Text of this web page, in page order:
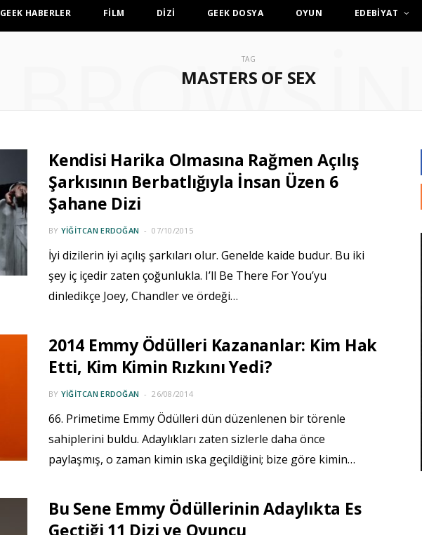
GEEK HABERLER FİLM DİZİ GEEK DOSYA OYUN EDEBİYAT
TAG
MASTERS OF SEX
BROWSING
Kendisi Harika Olmasına Rağmen Açılış
Şarkısının Berbatlığıyla İnsan Üzen 6
Şahane Dizi
BY YIĞITCAN ERDOĞAN 07/10/2015
İyi dizilerin iyi açılış şarkıları olur. Genelde kaide budur. Bu iki
şey iç içedir zaten çoğunlukla. I’ll Be There For You’yu
dinledikçe Joey, Chandler ve ördeği…
2014 Emmy Ödülleri Kazananlar: Kim Hak
Etti, Kim Kimin Rızkını Yedi?
BY YIĞITCAN ERDOĞAN 26/08/2014
66. Primetime Emmy Ödülleri dün düzenlenen bir törenle
sahiplerini buldu. Adaylıkları zaten sizlerle daha önce
paylaşmış, o zaman kimin ıska geçildiğini; bize göre kimin…
Bu Sene Emmy Ödüllerinin Adaylıkta Es
Geçtiği 11 Dizi ve Oyuncu